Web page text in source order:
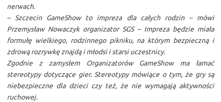
nerwach.
– Szczecin GameShow to impreza dla całych rodzin – mówi
Przemysław Nowaczyk organizator SGS – Impreza będzie miała
formułę wielkiego, rodzinnego pikniku, na którym bezpieczną i
zdrową rozrywkę znajdą i młodsi i starsi uczestnicy.
Zgodnie z zamysłem Organizatorów GameShow ma łamać
stereotypy dotyczące gier. Stereotypy mówiące o tym, że gry są
niebezpieczne dla dzieci czy też, że nie wymagają aktywności
ruchowej.